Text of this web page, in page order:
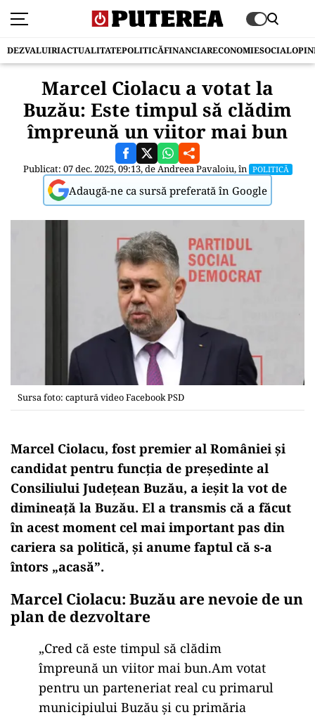
DEZVALUIRIACTUALITATEPOLITICĂFINANCIARECONOMIESOCIAL
Marcel Ciolacu a votat la
Buzău: Este timpul să clădim
împreună un viitor mai bun
Publicat: 07 dec. 2025, 09:13, deAndreea Pavaloiu, în POLITICĂ
Adaugă-ne ca sursă preferată în Google
Sursa foto: captură video Facebook PSD
Marcel Ciolacu, fost premier al României și
candidat pentru funcția de președinte al
Consiliului Județean Buzău, a ieșit la vot de
dimineață la Buzău. El a transmis că a făcut
în acest moment cel mai important pas din
cariera sa politică, și anume faptul că s-a
întors „acasă”.
Marcel Ciolacu: Buzău are nevoie de un
plan de dezvoltare
„Cred că este timpul să clădim
împreună un viitor mai bun.Am votat
pentru un parteneriat real cu primarul
municipiului Buzău și cu primăria